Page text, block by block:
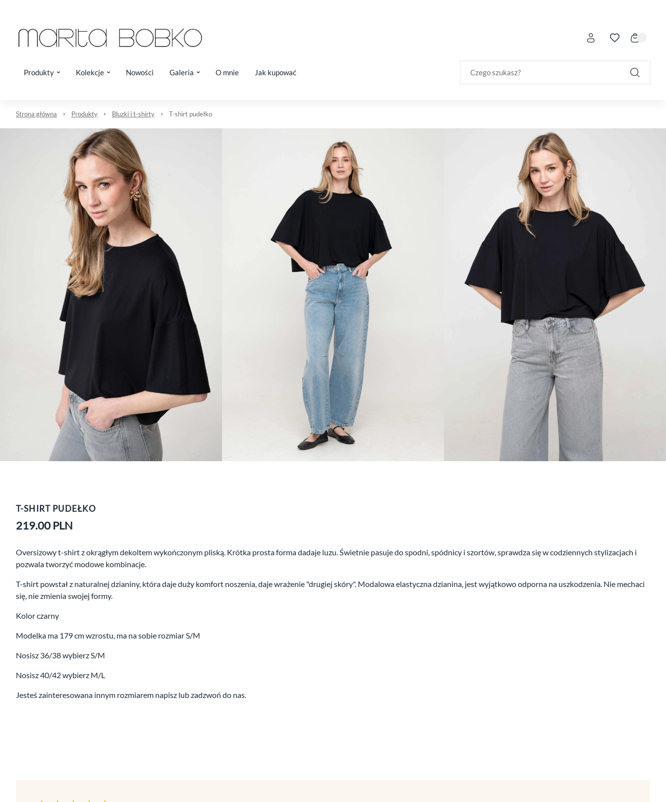
Produkty Kolekcje Nowości Galeria O mnie Jak kupować Czego szukasz?
Strona główna Produkty Bluzki i t-shirty T-shirt pudełko
T-SHIRT PUDEŁKO
219.00 PLN
Oversizowy t-shirt z okrągłym dekoltem wykończonym pliską. Krótka prosta forma dadaje luzu. Świetnie pasuje do spodni, spódnicy i szortów, sprawdza się w codziennych stylizacjach i
pozwala tworzyć modowe kombinacje.
T-shirt powstał z naturalnej dzianiny, która daje duży komfort noszenia, daje wrażenie "drugiej skóry". Modalowa elastyczna dzianina, jest wyjątkowo odporna na uszkodzenia. Nie mechaci
się, nie zmienia swojej formy.
Kolor czarny
Modelka ma 179 cm wzrostu, ma na sobie rozmiar S/M
Nosisz 36/38 wybierz S/M
Nosisz 40/42 wybierz M/L
Jesteś zainteresowana innym rozmiarem napisz lub zadzwoń do nas.